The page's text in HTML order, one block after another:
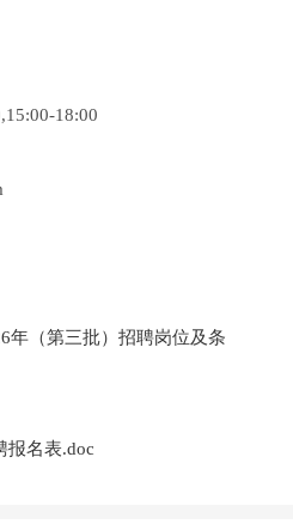
18:00
年（第三批）招聘岗位及条
报名表.doc